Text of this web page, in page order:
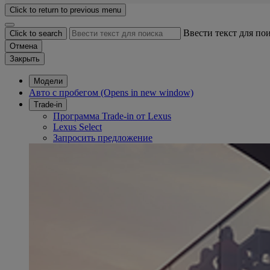
Click to return to previous menu
Click to search Ввести текст для
Отмена
Закрыть
Модели
Авто с пробегом (Opens in new window)
Trade-in
Программа Trade-in от Lexus
Lexus Select
Запросить предложение